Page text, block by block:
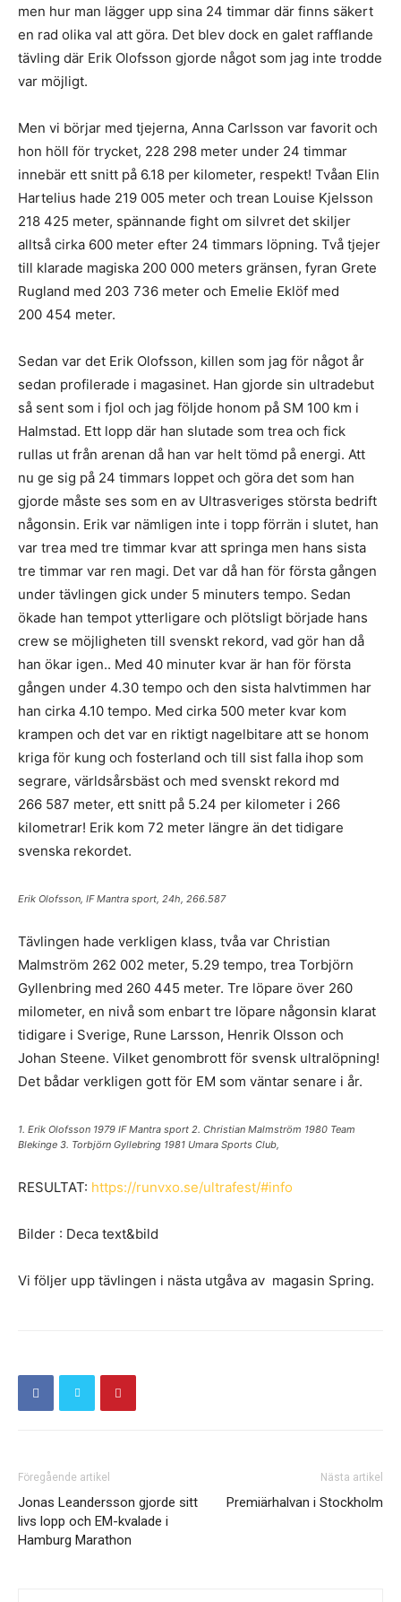
men hur man lägger upp sina 24 timmar där finns säkert
en rad olika val att göra. Det blev dock en galet rafflande
tävling där Erik Olofsson gjorde något som jag inte trodde
var möjligt.
Men vi börjar med tjejerna, Anna Carlsson var favorit och
hon höll för trycket, 228 298 meter under 24 timmar
innebär ett snitt på 6.18 per kilometer, respekt! Tvåan Elin
Hartelius hade 219 005 meter och trean Louise Kjelsson
218 425 meter, spännande fight om silvret det skiljer
alltså cirka 600 meter efter 24 timmars löpning. Två tjejer
till klarade magiska 200 000 meters gränsen, fyran Grete
Rugland med 203 736 meter och Emelie Eklöf med
200 454 meter.
Sedan var det Erik Olofsson, killen som jag för något år
sedan profilerade i magasinet. Han gjorde sin ultradebut
så sent som i fjol och jag följde honom på SM 100 km i
Halmstad. Ett lopp där han slutade som trea och fick
rullas ut från arenan då han var helt tömd på energi. Att
nu ge sig på 24 timmars loppet och göra det som han
gjorde måste ses som en av Ultrasveriges största bedrift
någonsin. Erik var nämligen inte i topp förrän i slutet, han
var trea med tre timmar kvar att springa men hans sista
tre timmar var ren magi. Det var då han för första gången
under tävlingen gick under 5 minuters tempo. Sedan
ökade han tempot ytterligare och plötsligt började hans
crew se möjligheten till svenskt rekord, vad gör han då
han ökar igen.. Med 40 minuter kvar är han för första
gången under 4.30 tempo och den sista halvtimmen har
han cirka 4.10 tempo. Med cirka 500 meter kvar kom
krampen och det var en riktigt nagelbitare att se honom
kriga för kung och fosterland och till sist falla ihop som
segrare, världsårsbäst och med svenskt rekord md
266 587 meter, ett snitt på 5.24 per kilometer i 266
kilometrar! Erik kom 72 meter längre än det tidigare
svenska rekordet.
Erik Olofsson, IF Mantra sport, 24h, 266.587
Tävlingen hade verkligen klass, tvåa var Christian
Malmström 262 002 meter, 5.29 tempo, trea Torbjörn
Gyllenbring med 260 445 meter. Tre löpare över 260
milometer, en nivå som enbart tre löpare någonsin klarat
tidigare i Sverige, Rune Larsson, Henrik Olsson och
Johan Steene. Vilket genombrott för svensk ultralöpning!
Det bådar verkligen gott för EM som väntar senare i år.
1. Erik Olofsson 1979 IF Mantra sport 2. Christian Malmström 1980 Team
Blekinge 3. Torbjörn Gyllebring 1981 Umara Sports Club,
RESULTAT: https://runvxo.se/ultrafest/#info
Bilder : Deca text&bild
Vi följer upp tävlingen i nästa utgåva av magasin Spring.
Föregående artikel
Jonas Leandersson gjorde sitt
livs lopp och EM-kvalade i
Hamburg Marathon
Nästa artikel
Premiärhalvan i Stockholm